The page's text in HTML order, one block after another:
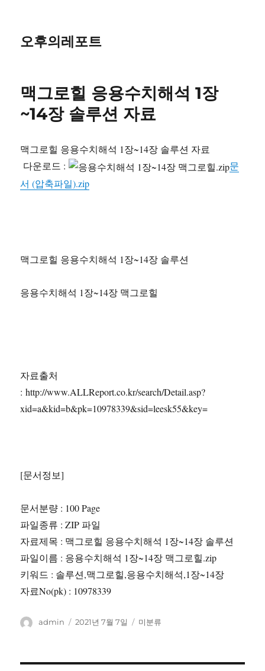
오후의레포트
맥그로힐 응용수치해석 1장
~14장 솔루션 자료
맥그로힐 응용수치해석 1장~14장 솔루션 자료
다운로드 :
문
서 (압축파일).zip
맥그로힐 응용수치해석 1장~14장 솔루션
응용수치해석 1장~14장 맥그로힐
자료출처
: http://www.ALLReport.co.kr/search/Detail.asp?
xid=a&kid=b&pk=10978339&sid=leesk55&key=
[문서정보]
문서분량 : 100 Page
파일종류 : ZIP 파일
자료제목 : 맥그로힐 응용수치해석 1장~14장 솔루션
파일이름 : 응용수치해석 1장~14장 맥그로힐.zip
키워드 : 솔루션,맥그로힐,응용수치해석,1장~14장
자료No(pk) : 10978339
글
admin
작
2021년 7월 7일
카
미분류